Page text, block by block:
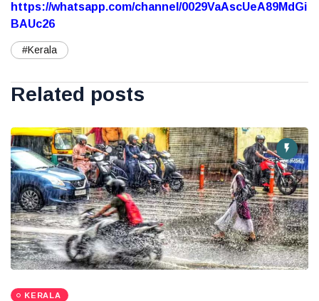
https://whatsapp.com/channel/0029VaAscUeA89MdGi
BAUc26
#Kerala
Related posts
KERALA